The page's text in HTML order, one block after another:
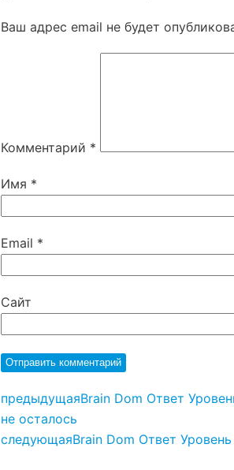
Ваш адрес email не будет
Комментарий *
Имя *
Email *
Сайт
предыдущаяBrain Dom Ответ
не осталось
следующаяBrain Dom Ответ